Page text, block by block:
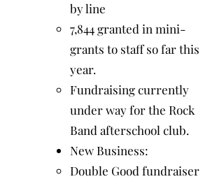
by line
7,844 granted in mini-
grants to staff so far this
year.
Fundraising currently
under way for the Rock
Band afterschool club.
New Business:
Double Good fundraiser